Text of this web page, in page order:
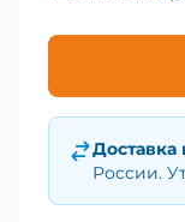
Доставка
России.